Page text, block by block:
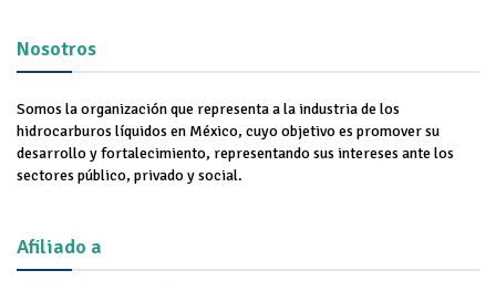
Nosotros
Somos la organización que representa a la industria de los
hidrocarburos líquidos en México, cuyo objetivo es promover su
desarrollo y fortalecimiento, representando sus intereses ante los
sectores público, privado y social.
Afiliado a